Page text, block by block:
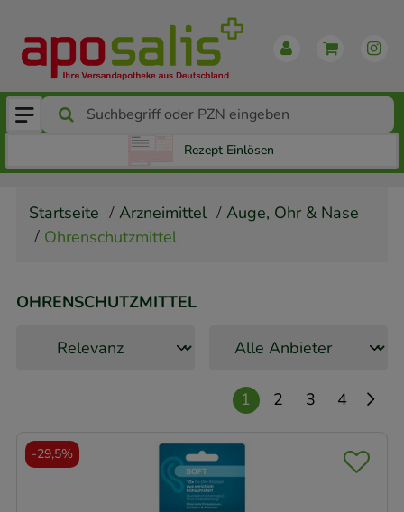
Rezept Einlösen
Startseite Arzneimittel
Auge, Ohr & Nase
Ohrenschutzmittel
OHRENSCHUTZMITTEL
1 2 3 4
-29,5%